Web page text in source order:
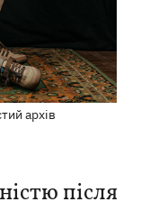
архів
після